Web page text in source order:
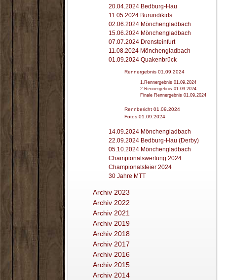
20.04.2024 Bedburg-Hau
11.05.2024 Burundikids
02.06.2024 Mönchengladbach
15.06.2024 Mönchengladbach
07.07.2024 Drensteinfurt
11.08.2024 Mönchengladbach
01.09.2024 Quakenbrück
Rennergebnis 01.09.2024
1.Rennergebnis 01.09.2024
2.Rennergebnis 01.09.2024
Finale Rennergebnis 01.09.2024
Rennbericht 01.09.2024
Fotos 01.09.2024
14.09.2024 Mönchengladbach
22.09.2024 Bedburg-Hau (Derby)
05.10.2024 Mönchengladbach
Championatswertung 2024
Championatsfeier 2024
30 Jahre MTT
Archiv 2023
Archiv 2022
Archiv 2021
Archiv 2019
Archiv 2018
Archiv 2017
Archiv 2016
Archiv 2015
Archiv 2014